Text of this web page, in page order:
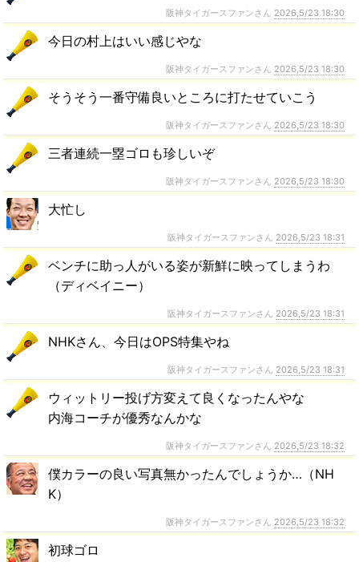
阪神タイガースファンさん 2026,5/23 18:30
今日の村上はいい感じやな
阪神タイガースファンさん 2026,5/23 18:30
そうそう一番守備良いところに打たせていこう
阪神タイガースファンさん 2026,5/23 18:30
三者連続一塁ゴロも珍しいぞ
阪神タイガースファンさん 2026,5/23 18:30
大忙し
阪神タイガースファンさん 2026,5/23 18:31
ベンチに助っ人がいる姿が新鮮に映ってしまうわ
（ディベイニー）
阪神タイガースファンさん 2026,5/23 18:31
NHKさん、今日はOPS特集やね
阪神タイガースファンさん 2026,5/23 18:31
ウィットリー投げ方変えて良くなったんやな
内海コーチが優秀なんかな
阪神タイガースファンさん 2026,5/23 18:32
僕カラーの良い写真無かったんでしょうか…（NH
K）
阪神タイガースファンさん 2026,5/23 18:32
初球ゴロ